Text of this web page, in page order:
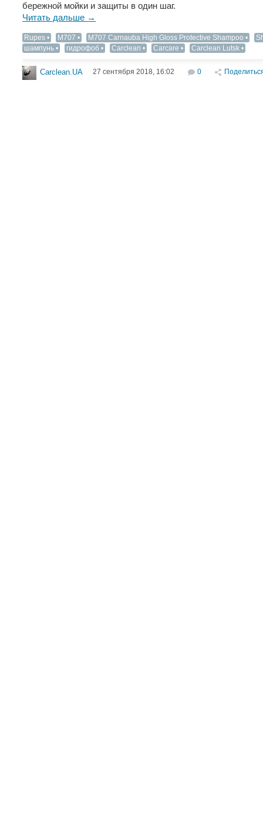
бережной мойки и защиты в один шаг.
Читать дальше →
Rupes M707 M707 Carnauba High Gloss Protective Shampoo
шампунь
гидрофоб Carclean Carcare Carclean Lutsk
Carclean.UA 27 сентября 2018, 16:02 0